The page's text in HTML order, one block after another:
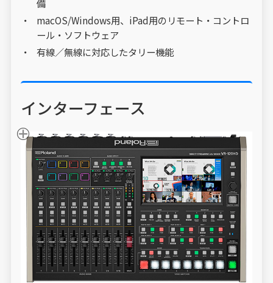
備
macOS/Windows用、iPad用のリモート・コントロ
ール・ソフトウェア
有線／無線に対応したタリー機能
インターフェース